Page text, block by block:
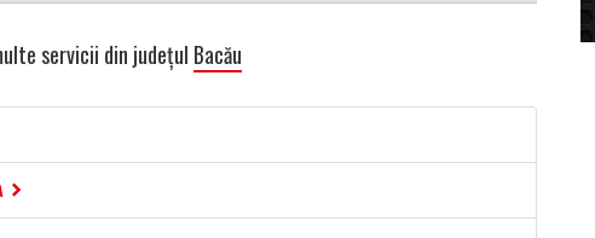
servicii din județul Bacău